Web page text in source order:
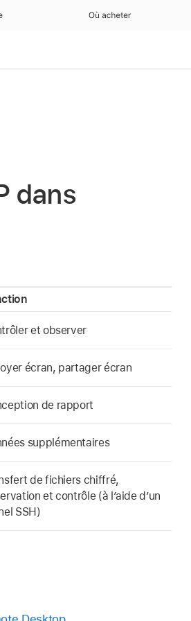
Où acheter
dans
et observer
écran, partager écran
de rapport
supplémentaires
de fichiers chiffré,
et contrôle (à l’aide d’un
SSH)